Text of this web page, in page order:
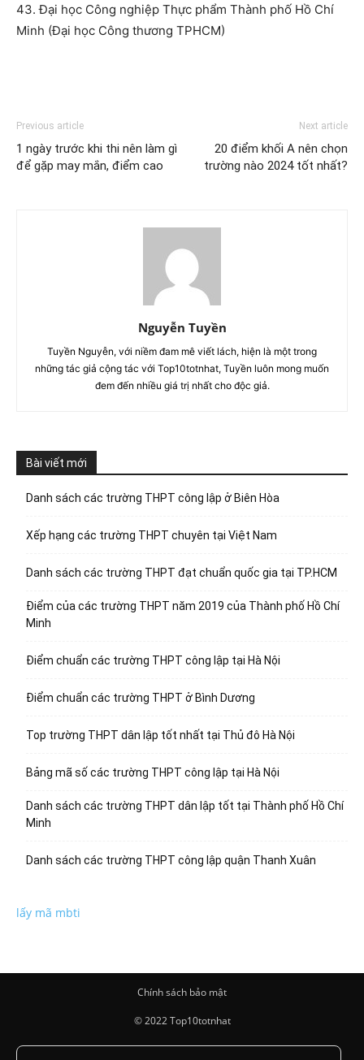
43. Đại học Công nghiệp Thực phẩm Thành phố Hồ Chí
Minh (Đại học Công thương TPHCM)
Previous article
1 ngày trước khi thi nên làm gì
để gặp may mắn, điểm cao
Next article
20 điểm khối A nên chọn
trường nào 2024 tốt nhất?
Nguyễn Tuyền
Tuyền Nguyễn, với niềm đam mê viết lách, hiện là một trong
những tác giả cộng tác với Top10totnhat, Tuyền luôn mong muốn
đem đến nhiều giá trị nhất cho độc giả.
Bài viết mới
Danh sách các trường THPT công lập ở Biên Hòa
Xếp hạng các trường THPT chuyên tại Việt Nam
Danh sách các trường THPT đạt chuẩn quốc gia tại TP.HCM
Điểm của các trường THPT năm 2019 của Thành phố Hồ Chí
Minh
Điểm chuẩn các trường THPT công lập tại Hà Nội
Điểm chuẩn các trường THPT ở Bình Dương
Top trường THPT dân lập tốt nhất tại Thủ đô Hà Nội
Bảng mã số các trường THPT công lập tại Hà Nội
Danh sách các trường THPT dân lập tốt tại Thành phố Hồ Chí
Minh
Danh sách các trường THPT công lập quận Thanh Xuân
lấy mã mbti
Chính sách bảo mật
© 2022 Top10totnhat